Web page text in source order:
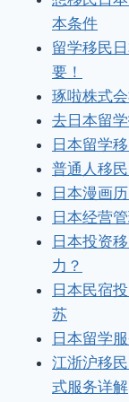
本条件
留学移民
要！
琢啦株式
去日本留
日本留学
普通人移
日本漫画
日本经营
日本投资
力？
日本民宿
苏
日本留学
江浙沪移
式服务详解